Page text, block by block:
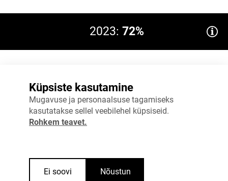
2023: 72%
40%
60%
Allikas:Statistikaamet
Küpsiste kasutamine
Mugavuse ja personaalsuse tagamiseks
kasutatakse sellel veebilehel küpsiseid.
Rohkem teavet.
Ei soovi Nõustun